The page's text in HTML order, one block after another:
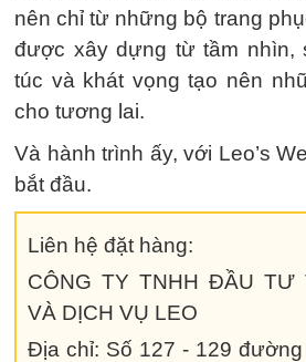
nên chỉ từ những bộ trang
được xây dựng từ tầm nhìn,
túc và khát vọng tạo nên
cho tương lai.
Và hành trình ấy, với Leo’s
bắt đầu.
Liên hệ đặt hàng:
CÔNG TY TNHH ĐẦU TƯ
VÀ DỊCH VỤ LEO
Địa chỉ: Số 127 - 129 đường